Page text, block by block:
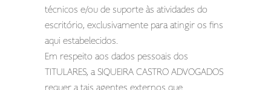
técnicos e/ou de suporte às atividades do
escritório, exclusivamente para atingir os fins
aqui estabelecidos.
Em respeito aos dados pessoais dos
TITULARES, a SIQUEIRA CASTRO ADVOGADOS
requer a tais agentes externos que